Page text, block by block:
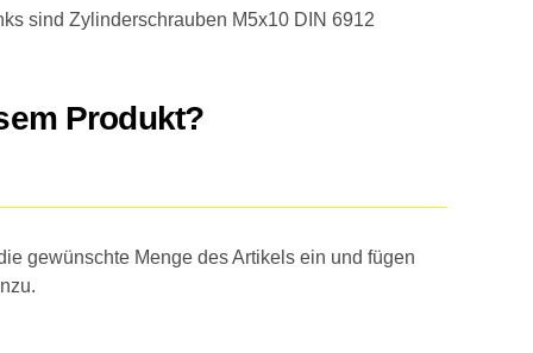
sind Zylinderschrauben M5x10 DIN 6912
Produkt?
gewünschte Menge des Artikels ein und fügen